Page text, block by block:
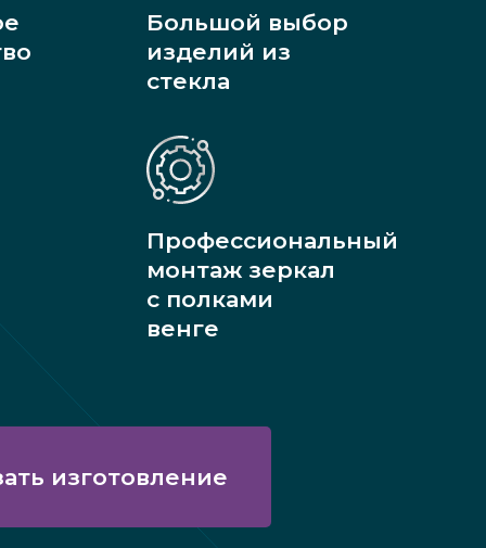
Большой выбор
изделий из
стекла
Профессиональный
монтаж зеркал
с полками
венге
изготовление